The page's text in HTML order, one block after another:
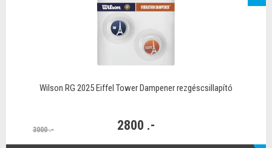
Wilson RG 2025 Eiffel Tower Dampener rezgéscsillapító
3000 .- 2800 .-